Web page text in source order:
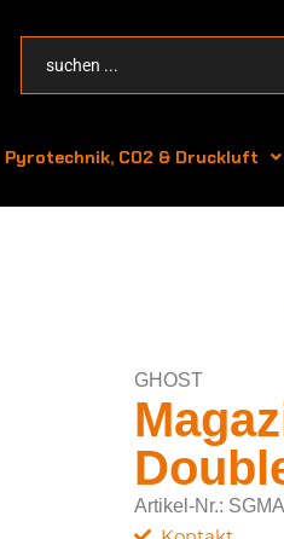
Pyrotechnik, CO2 & Druckluft
GHOST
Artikel-Nr.: